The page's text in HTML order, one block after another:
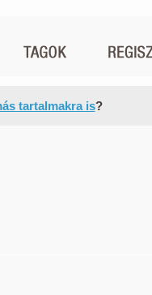
tartalmakra is?